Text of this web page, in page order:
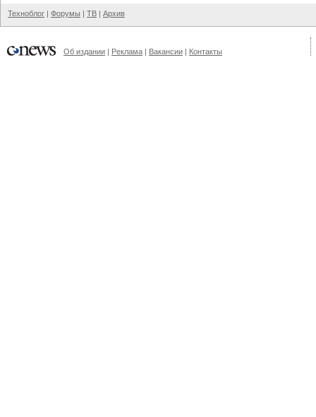
Техноблог | Форумы | ТВ | Архив
Об издании | Реклама | Вакансии | Контакты